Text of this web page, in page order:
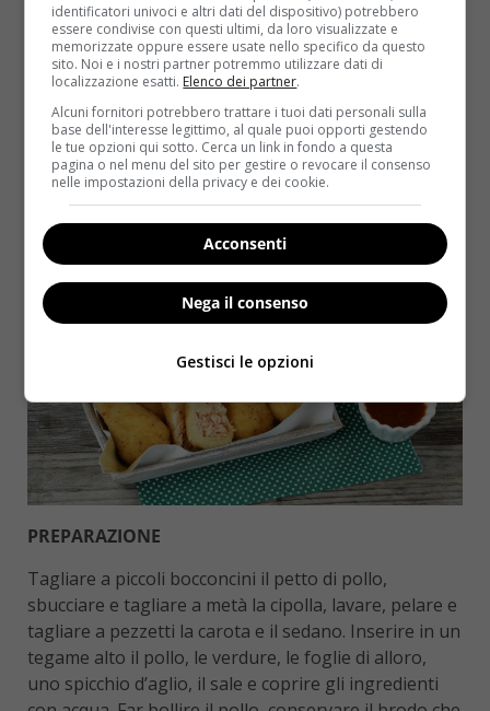
Latte125 ml
Burro 50 g
Farinatipo “00” 250 gr
Uova1 tuorlo
INGREDIENTI PER LA PASTELLA
Farinatipo “00” 50 gr
q.b.
PREPARAZIONE
Tagliare a piccoli bocconcini il petto di pollo,
sbucciare e tagliare a metà la cipolla, lavare, pelare e
tagliare a pezzetti la carota e il sedano. Inserire in un
tegame alto il pollo, le verdure, le foglie di alloro,
uno spicchio d’aglio, il sale e coprire gli ingredienti
identificatori univoci e altri dati del dispositivo) potrebbero
essere condivise con questi ultimi, da loro visualizzate e
memorizzate oppure essere usate nello specifico da questo
sito. Noi e i nostri partner potremmo utilizzare dati di
localizzazione esatti. Elenco dei partner.
Alcuni fornitori potrebbero trattare i tuoi dati personali sulla
base dell'interesse legittimo, al quale puoi opporti gestendo
le tue opzioni qui sotto. Cerca un link in fondo a questa
pagina o nel menu del sito per gestire o revocare il consenso
nelle impostazioni della privacy e dei cookie.
Acconsenti
Nega il consenso
Gestisci le opzioni